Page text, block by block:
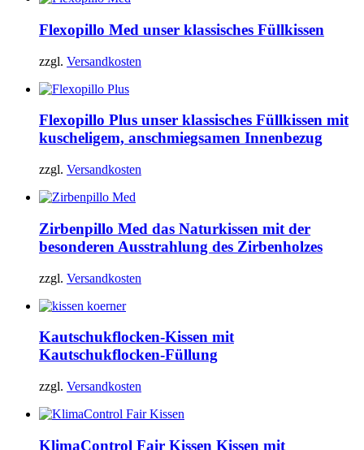
Flexopillo Med unser klassisches Füllkissen
zzgl. Versandkosten
Flexopillo Plus unser klassisches Füllkissen mit
kuscheligem, anschmiegsamen Innenbezug
zzgl. Versandkosten
Zirbenpillo Med das Naturkissen mit der
besonderen Ausstrahlung des Zirbenholzes
zzgl. Versandkosten
Kautschukflocken-Kissen mit
Kautschukflocken-Füllung
zzgl. Versandkosten
KlimaControl Fair Kissen Kissen mit